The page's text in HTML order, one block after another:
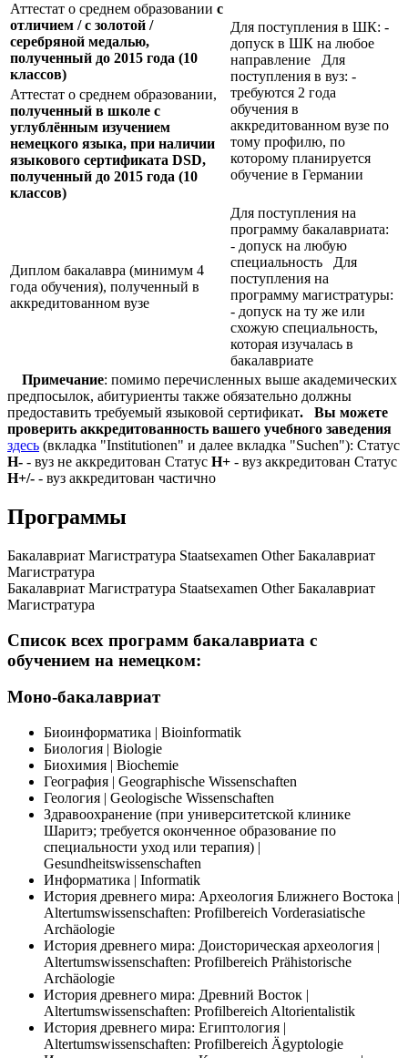
Аттестат о среднем образовании с
отличием / с золотой /
серебряной медалью,
полученный до 2015 года (10
классов)
Для поступления в ШК: -
допуск в ШК на любое
направление Для
поступления в вуз: -
требуются 2 года
обучения в
аккредитованном вузе по
тому профилю, по
которому планируется
обучение в Германии
Аттестат о среднем образовании,
полученный в школе с
углублённым изучением
немецкого языка, при наличии
языкового сертификата DSD,
полученный до 2015 года (10
классов)
Диплом бакалавра (минимум 4
года обучения), полученный в
аккредитованном вузе
Для поступления на
программу бакалавриата:
- допуск на любую
специальность Для
поступления на
программу магистратуры:
- допуск на ту же или
схожую специальность,
которая изучалась в
бакалавриате
Примечание: помимо перечисленных выше академических
предпосылок, абитуриенты также обязательно должны
предоставить требуемый языковой сертификат.
Вы можете
проверить аккредитованность вашего учебного заведения
здесь (вкладка "Institutionen" и далее вкладка "Suchen"): Статус
Н- - вуз не аккредитован Статус Н+ - вуз аккредитован Статус
Н+/- - вуз аккредитован частично
Программы
Бакалавриат Магистратура Staatsexamen OtherБакалавриат
Магистратура
Бакалавриат Магистратура Staatsexamen OtherБакалавриат
Магистратура
Список всех программ бакалавриата с
обучением на немецком:
Моно-бакалавриат
Биоинформатика | Bioinformatik
Биология | Biologie
Биохимия | Biochemie
География | Geographische Wissenschaften
Геология | Geologische Wissenschaften
Здравоохранение (при университетской клинике
Шаритэ; требуется оконченное образование по
специальности уход или терапия) |
Gesundheitswissenschaften
Информатика | Informatik
История древнего мира: Археология Ближнего Востока |
Altertumswissenschaften: Profilbereich Vorderasiatische
Archäologie
История древнего мира: Доисторическая археология |
Altertumswissenschaften: Profilbereich Prähistorische
Archäologie
История древнего мира: Древний Восток |
Altertumswissenschaften: Profilbereich Altorientalistik
История древнего мира: Египтология |
Altertumswissenschaften: Profilbereich Ägyptologie